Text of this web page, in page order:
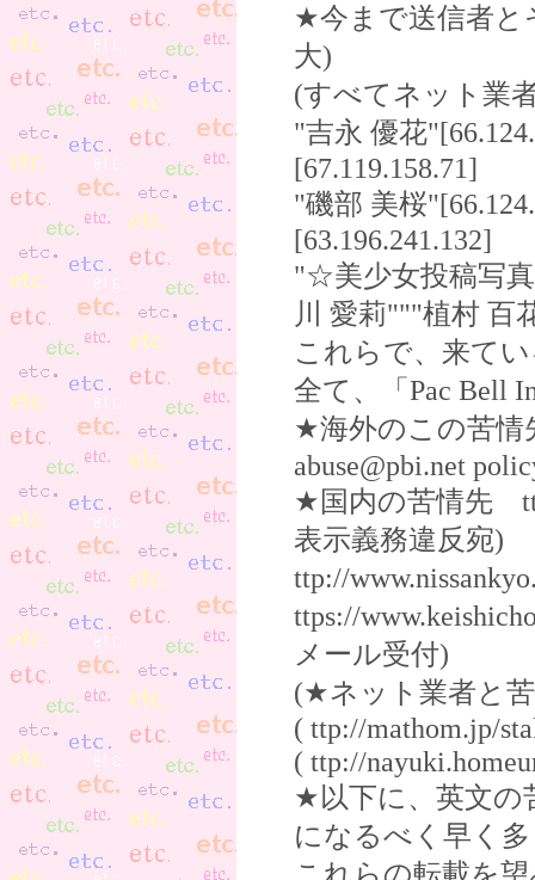
★今まで送信者と
大)
(すべてネット業
"吉永 優花
[67.119.158.71]
"磯部 美桜
[63.196.241.132]
"☆美少女投稿写
川 愛莉"""植村 百
これらで、来て
全て、「Pac Bell
★海外のこの苦
abuse@pbi.net
★国内の苦情先
表示義務違反宛)
ttp://
ttps://
メール受付)
(★ネット業者と
( ttp://mathom.jp/
( ttp://
★以下に、英文の
になるべく早く